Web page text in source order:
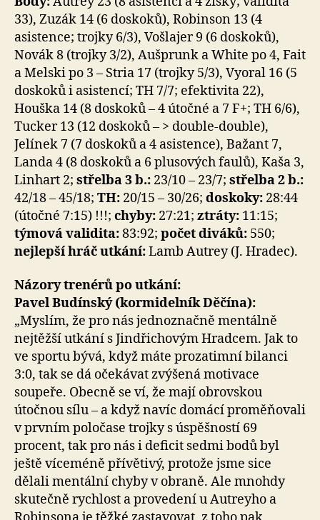
33), Zuzák 14 (6 doskoků), Robinson 13 (4
asistence; trojky 6/3), Vošlajer 9 (6 doskoků),
Novák 8 (trojky 3/2), Aušprunk a White po 4, Fait
a Melski po 3 – Stria 17 (trojky 5/3), Vyoral 16 (5
doskoků i asistencí; TH 7/7; efektivita 22),
Houška 14 (8 doskoků – 4 útočné a 7 F+; TH 6/6),
Tucker 13 (12 doskoků – > double-double),
Jelínek 7 (7 doskoků a 4 asistence), Bažant 7,
Landa 4 (8 doskoků a 6 plusových faulů), Kaša 3,
Linhart 2; střelba 3 b.: 23/10 – 23/7; střelba 2 b.:
42/18 – 45/18; TH: 20/15 – 30/26; doskoky: 28:44
(útočné 7:15) !!!; chyby: 27:21; ztráty: 11:15;
týmová validita:83:92; počet diváků: 550;
nejlepší hráč utkání:Lamb Autrey (J. Hradec).
Názory trenérů po utkání:
Pavel Budínský (kormidelník Děčína):
„Myslím, že pro nás jednoznačně mentálně
nejtěžší utkání s Jindřichovým Hradcem. Jak to
ve sportu bývá, když máte prozatimní bilanci
3:0, tak se dá očekávat zvýšená motivace
soupeře. Obecně se ví, že mají obrovskou
útočnou sílu – a když navíc domácí proměňovali
v prvním poločase trojky s úspěšností 69
procent, tak pro nás i deficit sedmi bodů byl
ještě víceméně přívětivý, protože jsme sice
dělali mentální chyby v obraně. Ale mnohdy
skutečně rychlost a provedení u Autreyho a